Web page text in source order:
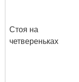
Стоя на
четвереньках